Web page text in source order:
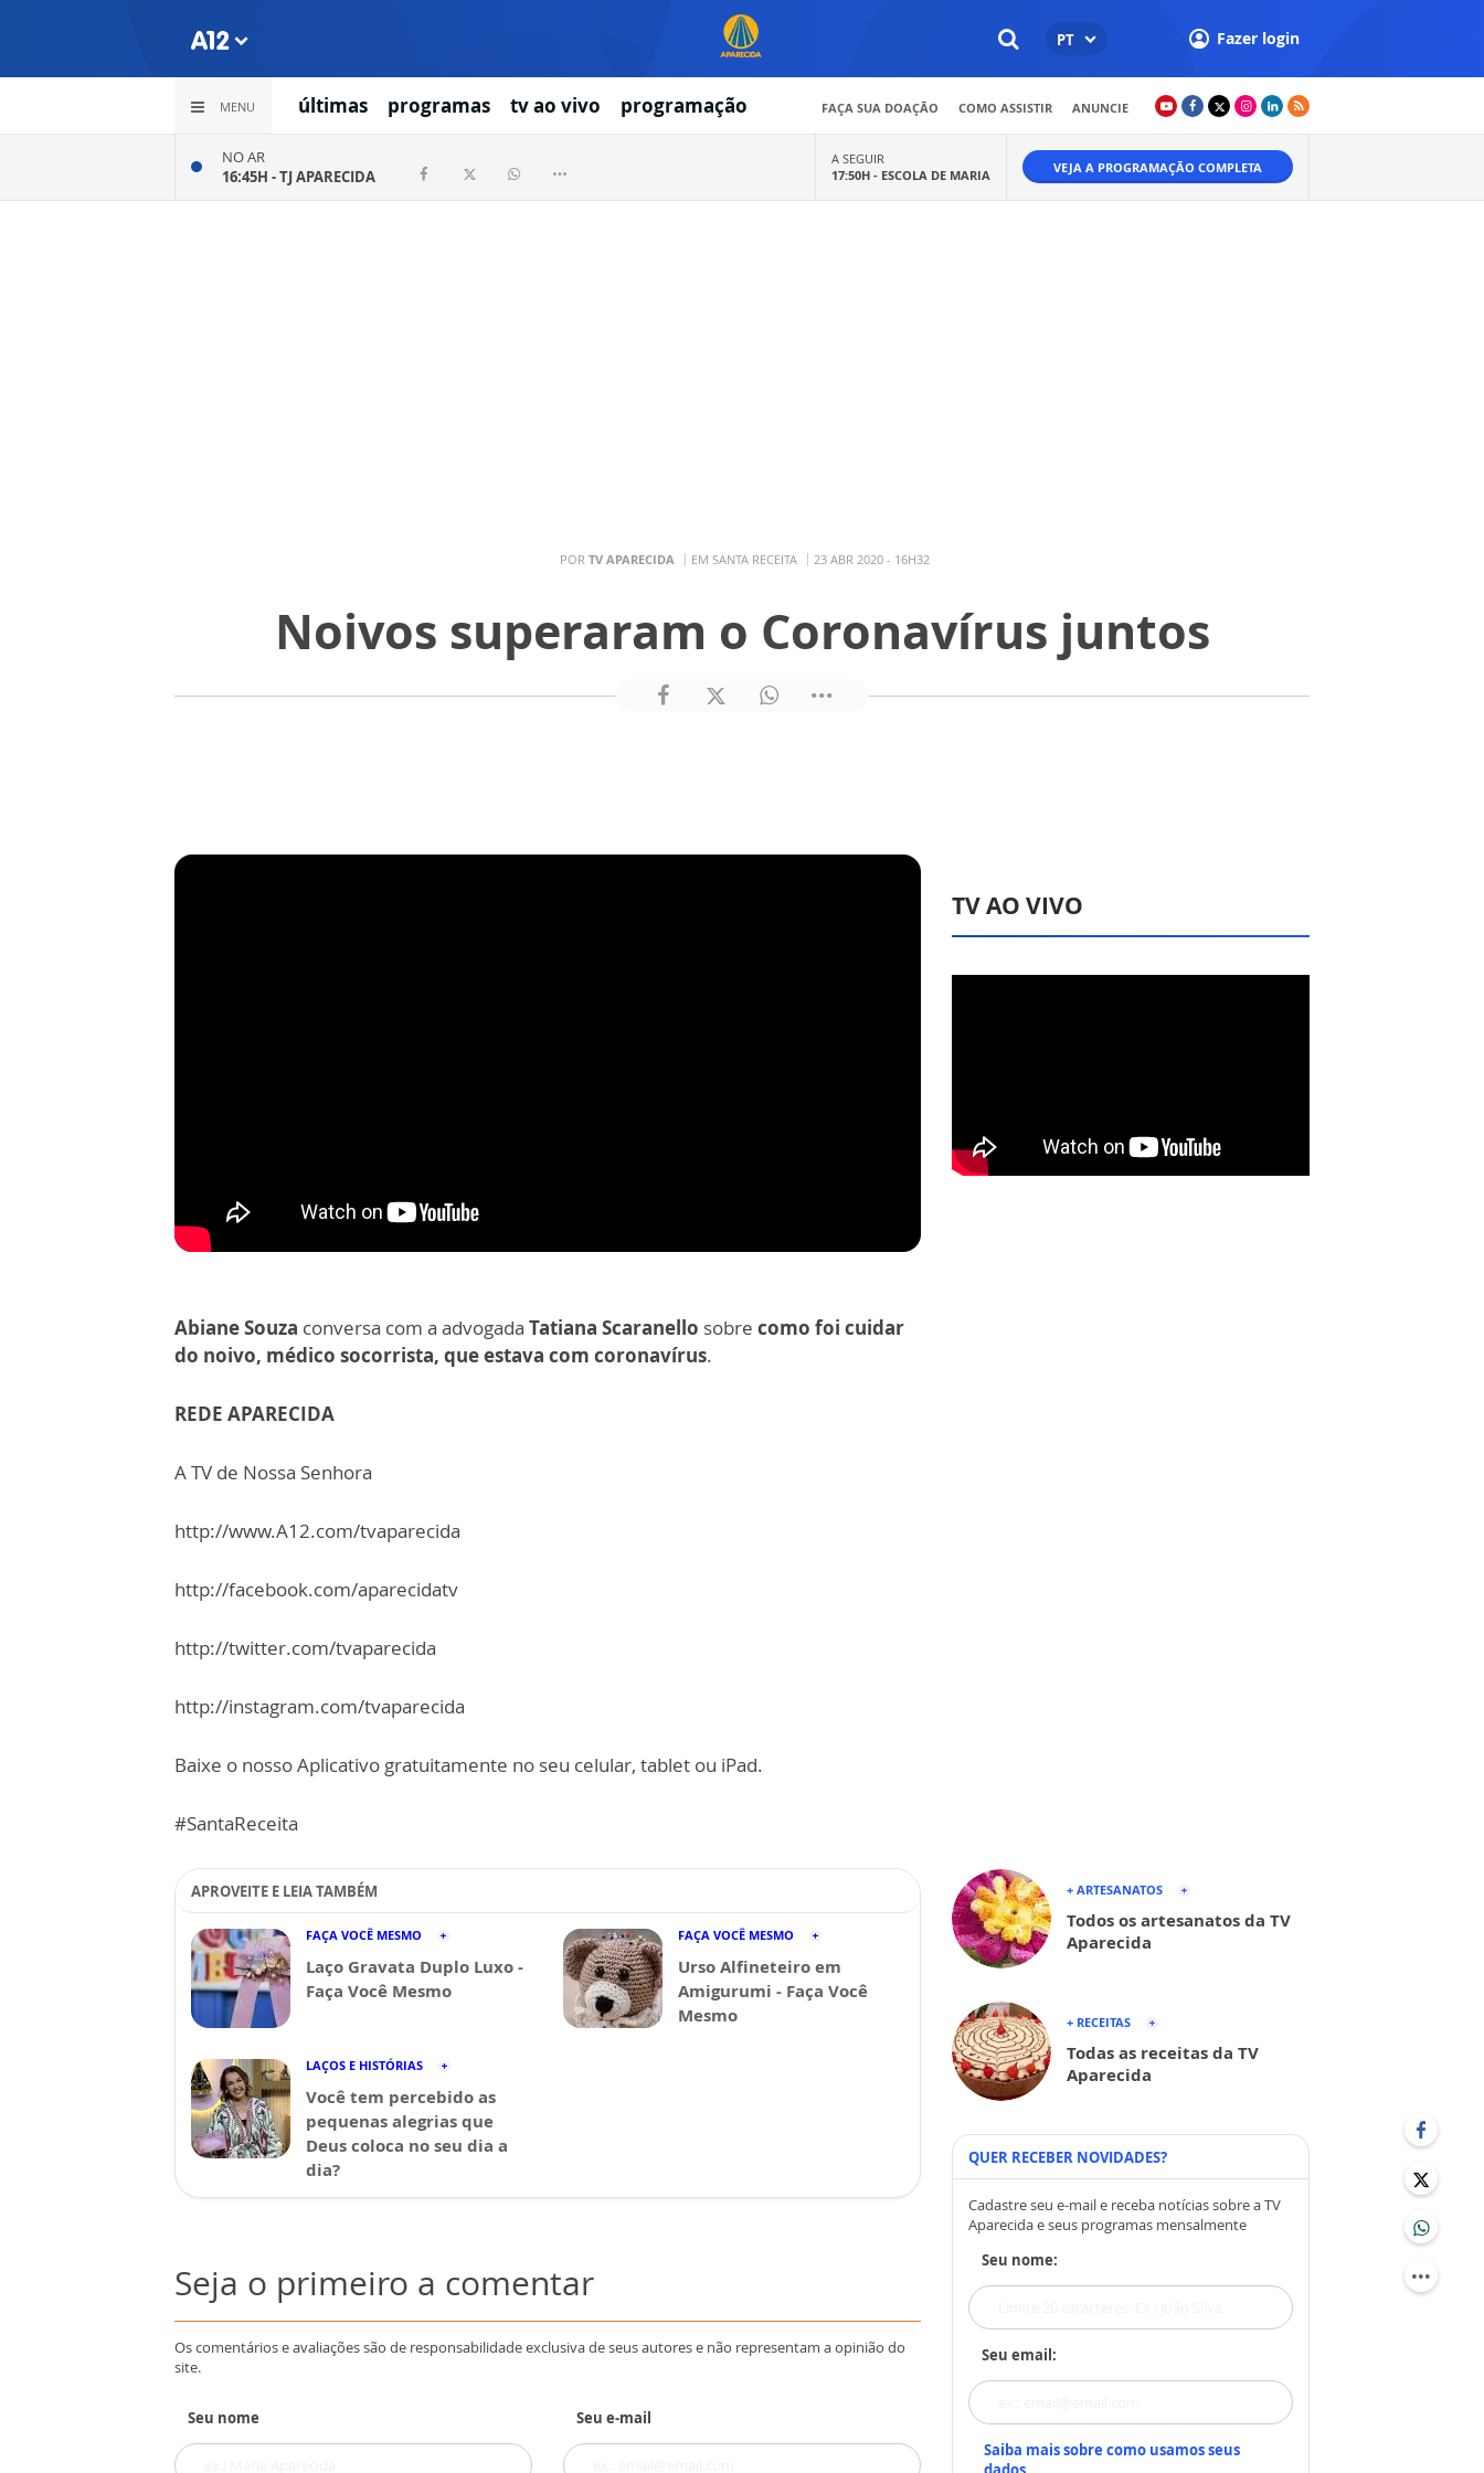
PT Fazer login
MENU últimas programas tv ao vivo programação FAÇA SUA DOAÇÃO COMO ASSISTIR ANUNCIE
NO AR
16:45H -TJ APARECIDA
A SEGUIR
17:50H - ESCOLA DE MARIA VEJA A PROGRAMAÇÃO COMPLETA
POR TV APARECIDA EM SANTA RECEITA 23 ABR 2020 - 16H32
Noivos superaram o Coronavírus juntos
Abiane Souza conversa com a advogada Tatiana Scaranello sobre como foi cuidar
do noivo, médico socorrista, que estava com coronavírus.
REDE APARECIDA
A TV de Nossa Senhora
http://www.A12.com/tvaparecida
http://facebook.com/aparecidatv
http://twitter.com/tvaparecida
http://instagram.com/tvaparecida
Baixe o nosso Aplicativo gratuitamente no seu celular, tablet ou iPad.
#SantaReceita
APROVEITE E LEIA TAMBÉM
FAÇA VOCÊ MESMO
Laço Gravata Duplo Luxo -
Faça Você Mesmo
FAÇA VOCÊ MESMO
Urso Alfineteiro em
Amigurumi - Faça Você
Mesmo
LAÇOS E HISTÓRIAS
Você tem percebido as
pequenas alegrias que
Deus coloca no seu dia a
dia?
Seja o primeiro a comentar
Os comentários e avaliações são de responsabilidade exclusiva de seus autores e não representam a opinião do
site.
Seu nome Seu e-mail
TV AO VIVO
+ ARTESANATOS
Todos os artesanatos da TV
Aparecida
+ RECEITAS
Todas as receitas da TV
Aparecida
QUER RECEBER NOVIDADES?
Cadastre seu e-mail e receba notícias sobre a TV
Aparecida e seus programas mensalmente
Seu nome:
Seu email:
Saiba mais sobre como usamos seus